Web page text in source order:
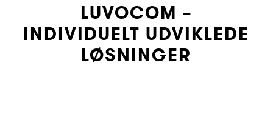
LUVOCOM –
INDIVIDUELT UDVIKLEDE
LØSNINGER